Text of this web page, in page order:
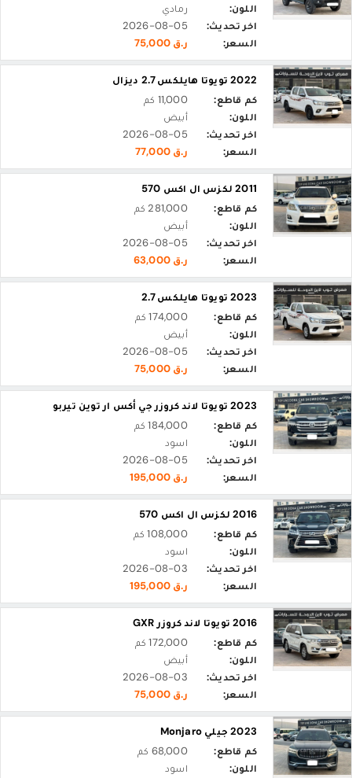
اللون:
رمادي
اخر تحديث:
2026-08-05
السعر:
ر.ق 75,000
2022 تويوتا هايلكس 2.7 ديزال
كم قاطع:
11,000 كم
اللون:
أبيض
اخر تحديث:
2026-08-05
السعر:
ر.ق 77,000
2011 لكزس ال اكس 570
كم قاطع:
281,000 كم
اللون:
أبيض
اخر تحديث:
2026-08-05
السعر:
ر.ق 63,000
2023 تويوتا هايلكس 2.7
كم قاطع:
174,000 كم
اللون:
أبيض
اخر تحديث:
2026-08-05
السعر:
ر.ق 75,000
2023 تويوتا لاند كروزر جي أكس ار توين تيربو
كم قاطع:
184,000 كم
اللون:
اسود
اخر تحديث:
2026-08-05
السعر:
ر.ق 195,000
2016 لكزس ال اكس 570
كم قاطع:
108,000 كم
اللون:
اسود
اخر تحديث:
2026-08-03
السعر:
ر.ق 195,000
2016 تويوتا لاند كروزر GXR
كم قاطع:
172,000 كم
اللون:
أبيض
اخر تحديث:
2026-08-03
السعر:
ر.ق 75,000
2023 جيلي Monjaro
كم قاطع:
68,000 كم
اللون:
اسود